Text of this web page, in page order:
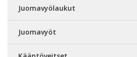
Juomavyölaukut
Juomavyöt